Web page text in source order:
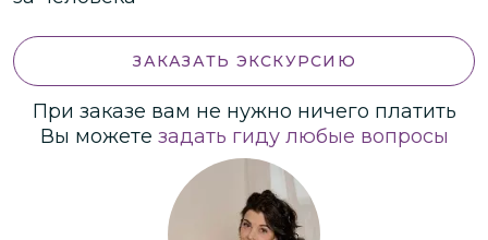
ЗАКАЗАТЬ ЭКСКУРСИЮ
При заказе вам не нужно ничего платить
Вы можете задать гиду любые вопросы